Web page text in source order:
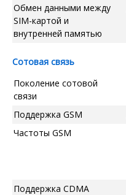
Обмен данными между
SIM-картой и
внутренней памятью
Сотовая связь
Поколение сотовой
связи
Поддержка GSM
Частоты GSM
Поддержка CDMA